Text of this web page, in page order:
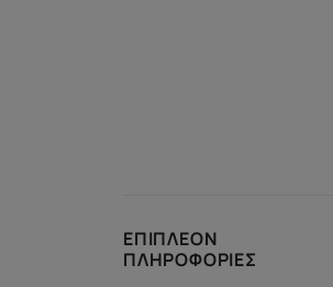
ΕΠΙΠΛΈΟΝ
ΠΛΗΡΟΦΟΡΊΕΣ